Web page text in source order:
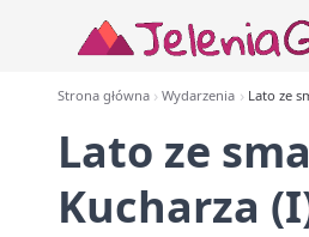
Strona główna Wydarzenia Lato ze
Lato ze
Kucharza